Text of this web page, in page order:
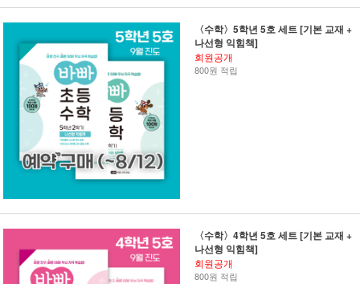
〈수학〉5학년 5호 세트 [기본 교재 +
나선형 익힘책]
회원공개
800원 적립
〈수학〉4학년 5호 세트 [기본 교재 +
나선형 익힘책]
회원공개
800원 적립